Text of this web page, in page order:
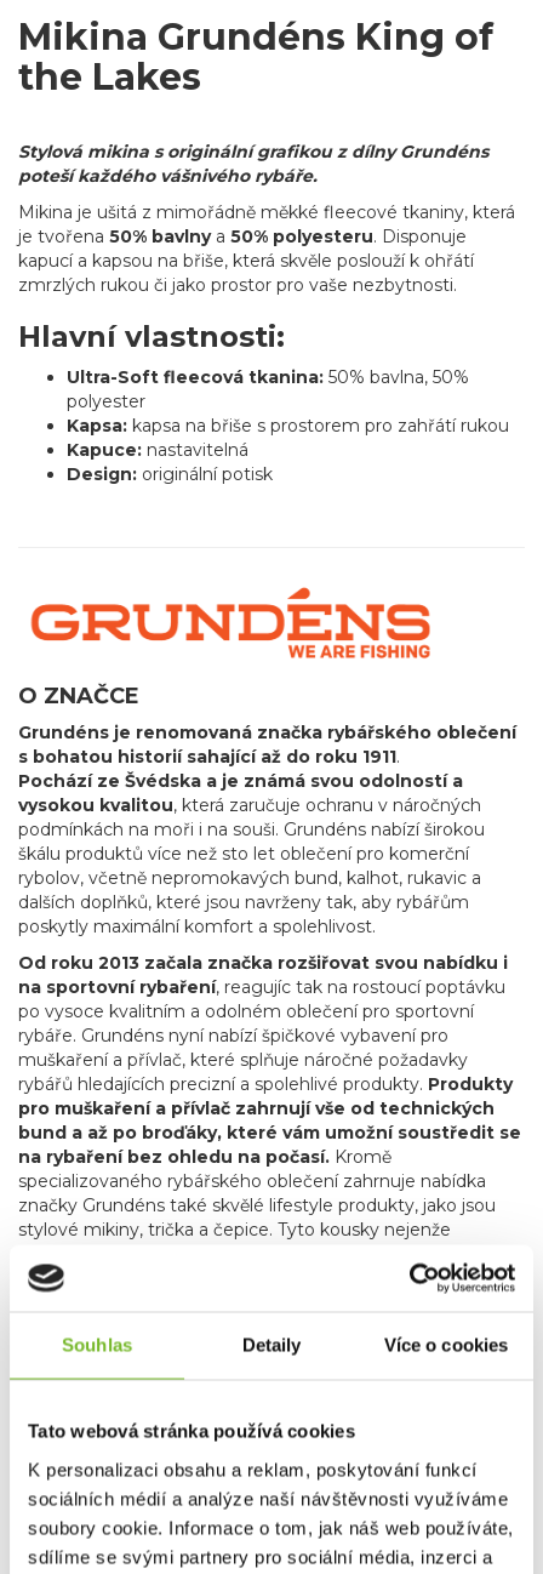
Souhlas Detaily Více o cookies
Tato webová stránka používá cookies
K personalizaci obsahu a reklam, poskytování funkcí
sociálních médií a analýze naší návštěvnosti využíváme
soubory cookie. Informace o tom, jak náš web používáte,
sdílíme se svými partnery pro sociální média, inzerci a
Mikina Grundéns King of
the Lakes
Stylová mikina s originální grafikou z dílny Grundéns
poteší každého vášnivého rybáře.
Mikina je ušitá z mimořádně měkké fleecové tkaniny, která
je tvořena 50% bavlny a 50% polyesteru. Disponuje
kapucí a kapsou na břiše, která skvěle poslouží k ohřátí
zmrzlých rukou či jako prostor pro vaše nezbytnosti.
Hlavní vlastnosti:
Ultra-Soft fleecová tkanina: 50% bavlna, 50%
polyester
Kapsa: kapsa na břiše s prostorem pro zahřátí rukou
Kapuce: nastavitelná
Design: originální potisk
O ZNAČCE
Grundéns je renomovaná značka rybářského oblečení
s bohatou historií sahající až do roku 1911.
Pochází ze Švédska a je známá svou odolností a
vysokou kvalitou, která zaručuje ochranu v náročných
podmínkách na moři i na souši. Grundéns nabízí širokou
škálu produktů více než sto let oblečení pro komerční
rybolov, včetně nepromokavých bund, kalhot, rukavic a
dalších doplňků, které jsou navrženy tak, aby rybářům
poskytly maximální komfort a spolehlivost.
Od roku 2013 začala značka rozšiřovat svou nabídku i
na sportovní rybaření, reagujíc tak na rostoucí poptávku
po vysoce kvalitním a odolném oblečení pro sportovní
rybáře. Grundéns nyní nabízí špičkové vybavení pro
muškaření a přívlač, které splňuje náročné požadavky
rybářů hledajících precizní a spolehlivé produkty. Produkty
pro muškaření a přívlač zahrnují vše od technických
bund a až po broďáky, které vám umožní soustředit se
na rybaření bez ohledu na počasí. Kromě
specializovaného rybářského oblečení zahrnuje nabídka
značky Grundéns také skvělé lifestyle produkty, jako jsou
stylové mikiny, trička a čepice. Tyto kousky nejenže
a outdoorovým nadšencům nosit oblečení, které reflektuje
Grundéns díky svému závazku k inovacím, použitým
materiálům, udržitelnosti a kvalitě je oblíbenou
volbou profesionálních i sportovních rybářů po celém
ve městě, Grundéns nabízí produkty, které vás udrží v
suchu, teple a stylu. Přidejte se k tisícům spokojených
zákazníků a objevte, proč je Grundéns synonymem pro
nejlepší rybářské oblečení na trhu.